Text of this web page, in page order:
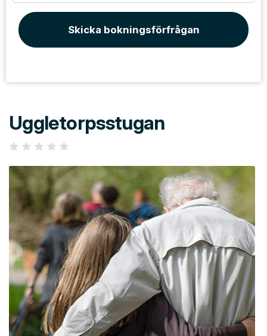
Skicka bokningsförfrågan
Uggletorpsstugan